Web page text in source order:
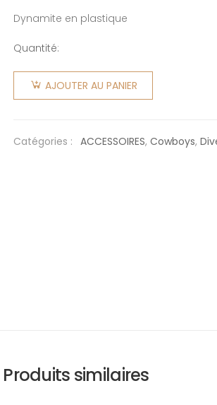
Dynamite en plastique
Quantité:
quantité
de
Cowboy :
AJOUTER AU PANIER
Catégories : ACCESSOIRES, Cowboys,
Produits similaires